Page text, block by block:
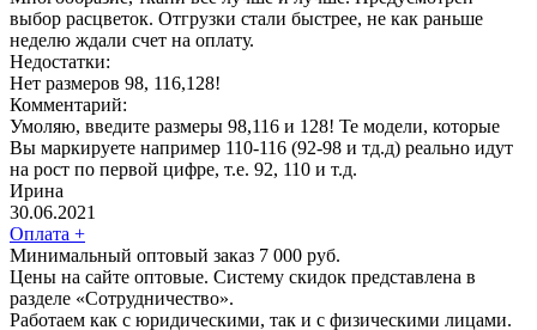
выбор расцветок. Отгрузки стали быстрее, не как раньше
неделю ждали счет на оплату.
Недостатки:
Нет размеров 98, 116,128!
Комментарий:
Умоляю, введите размеры 98,116 и 128! Те модели, которые
Вы маркируете например 110-116 (92-98 и тд.д) реально идут
на рост по первой цифре, т.е. 92, 110 и т.д.
Ирина
30.06.2021
Оплата +
Минимальный оптовый заказ 7 000 руб.
Цены на сайте оптовые. Систему скидок представлена в
разделе «Сотрудничество».
Работаем как с юридическими, так и с физическими лицами.